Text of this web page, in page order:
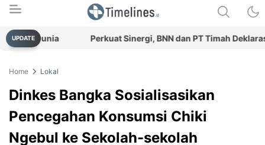
Timelines.id
Media Literasi, Sejarah & Budaya
UPDATE
Dunia Perkuat Sinergi, BNN dan PT Timah
Home Lokal
Dinkes Bangka Sosialisasikan
Pencegahan Konsumsi Chiki
Ngebul ke Sekolah-sekolah